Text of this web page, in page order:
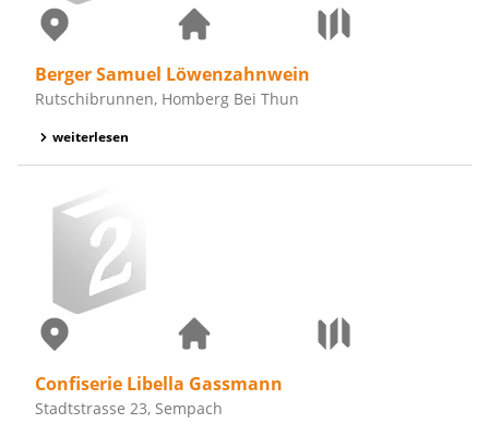
Berger Samuel Löwenzahnwein
Rutschibrunnen, Homberg Bei Thun
weiterlesen
Confiserie Libella Gassmann
Stadtstrasse 23, Sempach